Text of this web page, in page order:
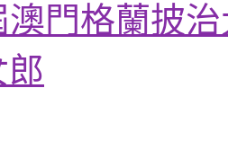
澳門格蘭披
郎